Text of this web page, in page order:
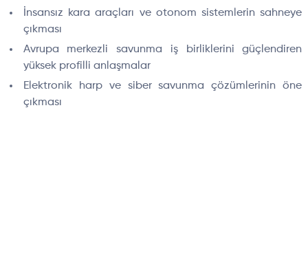
İnsansız kara araçları ve otonom sistemlerin sahneye
çıkması
Avrupa merkezli savunma iş birliklerini güçlendiren
yüksek profilli anlaşmalar
Elektronik harp ve siber savunma çözümlerinin öne
çıkması